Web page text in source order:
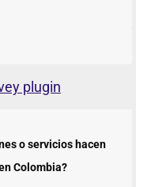
plugin
o servicios hacen
Colombia?